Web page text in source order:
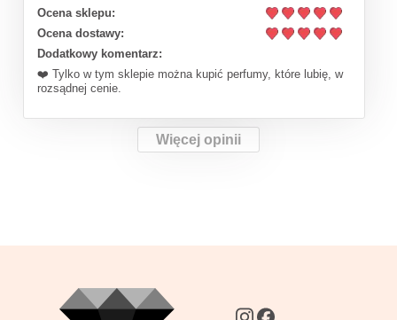
Ocena sklepu:
Ocena dostawy:
Dodatkowy komentarz:
❤️ Tylko w tym sklepie można kupić perfumy, które lubię, w
rozsądnej cenie.
Więcej opinii